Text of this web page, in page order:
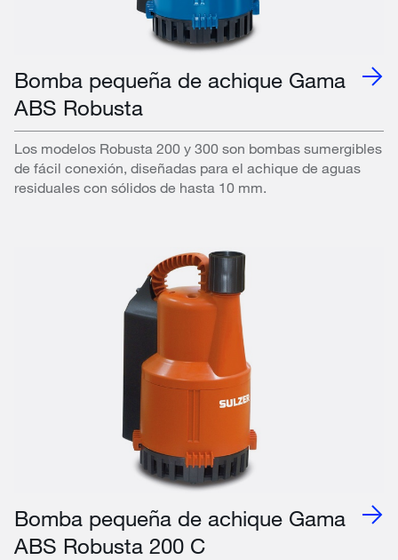
Bomba pequeña de achique Gama
ABS Robusta
Los modelos Robusta 200 y 300 son bombas sumergibles
de fácil conexión, diseñadas para el achique de aguas
residuales con sólidos de hasta 10 mm.
Bomba pequeña de achique Gama
ABS Robusta 200 C